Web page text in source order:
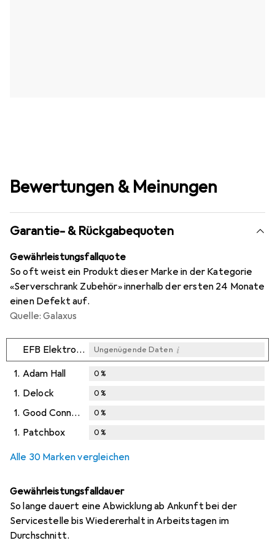
Bewertungen & Meinungen
Garantie- & Rückgabequoten
Gewährleistungsfallquote
So oft weist ein Produkt dieser Marke in der Kategorie
«Serverschrank Zubehör» innerhalb der ersten 24 Monate
einen Defekt auf.
Quelle: Galaxus
EFB Elektronik Ungenügende Daten i
1. Adam Hall 0%
1. Delock 0%
1. Good Connections 0%
1. Patchbox 0%
Alle 30 Marken vergleichen
Gewährleistungsfalldauer
So lange dauert eine Abwicklung ab Ankunft bei der
Servicestelle bis Wiedererhalt in Arbeitstagen im
Durchschnitt.